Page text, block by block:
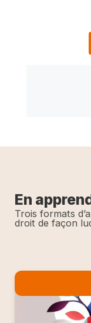
En
Trois formats
droit de façon